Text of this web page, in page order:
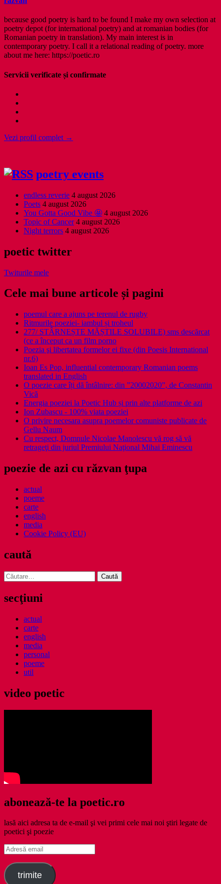
because good poetry is hard to be found I make my own selection at
poetry depot (for international poetry) and at romanian bodies (for
Romanian poetry in translation). My main interest is in
contemporary poetry. I call it a relational reading of poetry. more
about me here: https://poetic.ro
Servicii verificate și confirmate
Vezi profil complet →
poetry events
endless reverie 4 august 2026
Poets 4 august 2026
You Gotta Good Vibe 🤩 4 august 2026
Topic of Cancer 4 august 2026
Night terrors 4 august 2026
poetic twitter
Twiturile mele
Cele mai bune articole și pagini
poemul care a ajuns pe terenul de rugby
Ritmurile poeziei- iambul și troheul
277/ STÂRNEȘTE MĂȘTILE SOLUBILE) sms descărcat
(ce a început ca un film porno
Poezia şi libertatea formelor ei fixe (din Poesis International
nr.6)
Ioan Es Pop, influential contemporary Romanian poems
translated in English
O poezie care îți dă întâlnire: din ”20002020”, de Constantin
Vică
Energia poeziei la Poetic Hub și prin alte platforme de azi
Ion Zubascu - 100% viata poeziei
O privire necesara asupra poemelor comuniste publicate de
Gellu Naum
Cu respect, Domnule Nicolae Manolescu vă rog să vă
retrageţi din juriul Premiului Naţional Mihai Eminescu
poezie de azi cu răzvan ţupa
actual
poeme
carte
english
media
Cookie Policy (EU)
caută
Caută
după:
secţiuni
actual
carte
english
media
personal
poeme
util
video poetic
abonează-te la poetic.ro
lasă aici adresa ta de e-mail şi vei primi cele mai noi ştiri legate de
poetici şi poezie
Adresă
email
trimite